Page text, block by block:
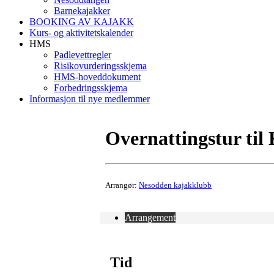
Barnekajakker
BOOKING AV KAJAKK
Kurs- og aktivitetskalender
HMS
Padlevettregler
Risikovurderingsskjema
HMS-hoveddokument
Forbedringsskjema
Informasjon til nye medlemmer
Overnattingstur til
Arrangør: Nesodden kajakklubb
Arrangement
Tid